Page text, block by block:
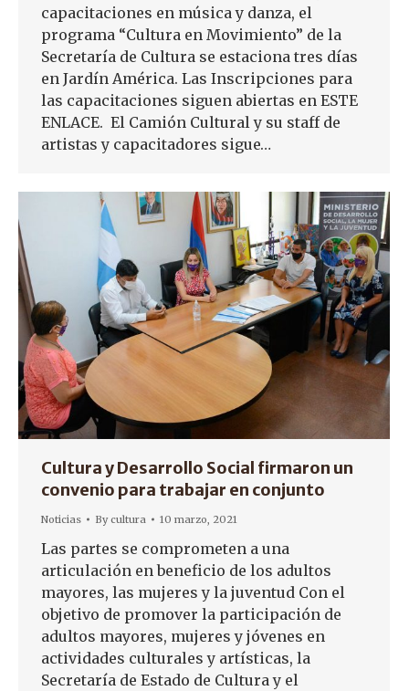
capacitaciones en música y danza, el
programa “Cultura en Movimiento” de la
Secretaría de Cultura se estaciona tres días
en Jardín América. Las Inscripciones para
las capacitaciones siguen abiertas en ESTE
ENLACE. El Camión Cultural y su staff de
artistas y capacitadores sigue…
Cultura y Desarrollo Social firmaron un
convenio para trabajar en conjunto
Noticias Bycultura 10 marzo, 2021
Las partes se comprometen a una
articulación en beneficio de los adultos
mayores, las mujeres y la juventud Con el
objetivo de promover la participación de
adultos mayores, mujeres y jóvenes en
actividades culturales y artísticas, la
Secretaría de Estado de Cultura y el